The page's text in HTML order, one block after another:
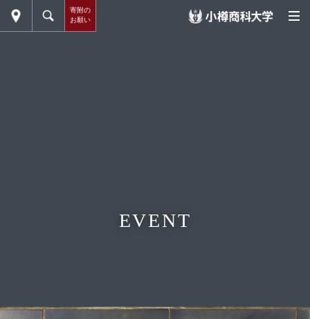
寄附の
お願い
EVENT